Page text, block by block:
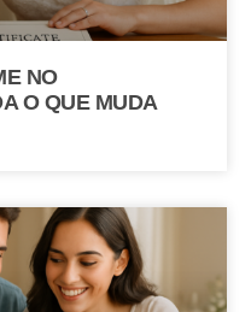
NO
O QUE MUDA